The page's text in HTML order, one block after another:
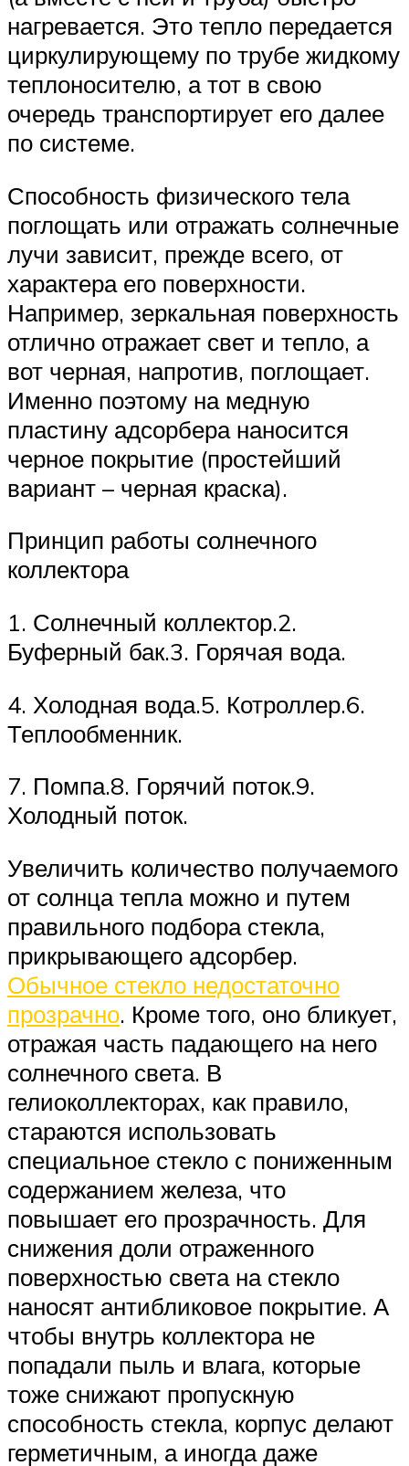
нагревается. Это тепло передается
циркулирующему по трубе жидкому
теплоносителю, а тот в свою
очередь транспортирует его далее
по системе.
Способность физического тела
поглощать или отражать солнечные
лучи зависит, прежде всего, от
характера его поверхности.
Например, зеркальная поверхность
отлично отражает свет и тепло, а
вот черная, напротив, поглощает.
Именно поэтому на медную
пластину адсорбера наносится
черное покрытие (простейший
вариант – черная краска).
Принцип работы солнечного
коллектора
1. Солнечный коллектор.2.
Буферный бак.3. Горячая вода.
4. Холодная вода.5. Котроллер.6.
Теплообменник.
7. Помпа.8. Горячий поток.9.
Холодный поток.
Увеличить количество получаемого
от солнца тепла можно и путем
правильного подбора стекла,
прикрывающего адсорбер.
Обычное стекло недостаточно
прозрачно. Кроме того, оно бликует,
отражая часть падающего на него
солнечного света. В
гелиоколлекторах, как правило,
стараются использовать
специальное стекло с пониженным
содержанием железа, что
повышает его прозрачность. Для
снижения доли отраженного
поверхностью света на стекло
наносят антибликовое покрытие. А
чтобы внутрь коллектора не
попадали пыль и влага, которые
тоже снижают пропускную
способность стекла, корпус делают
герметичным, а иногда даже